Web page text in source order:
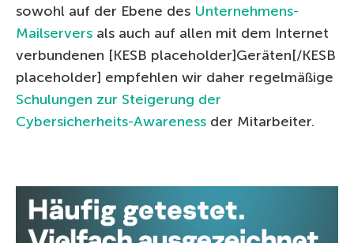
sowohl auf der Ebene des Unternehmens-
Mailservers als auch auf allen mit dem Internet
verbundenen [KESB placeholder]Geräten[/KESB
placeholder] empfehlen wir daher regelmäßige
Schulungen zur Steigerung der
Cybersicherheits-Awareness der Mitarbeiter.